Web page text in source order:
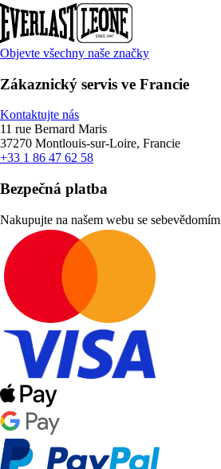
Objevte všechny naše značky
Zákaznický servis ve Francie
Kontaktujte nás
11 rue Bernard Maris
37270 Montlouis-sur-Loire, Francie
+33 1 86 47 62 58
Bezpečná platba
Nakupujte na našem webu se sebevědomím